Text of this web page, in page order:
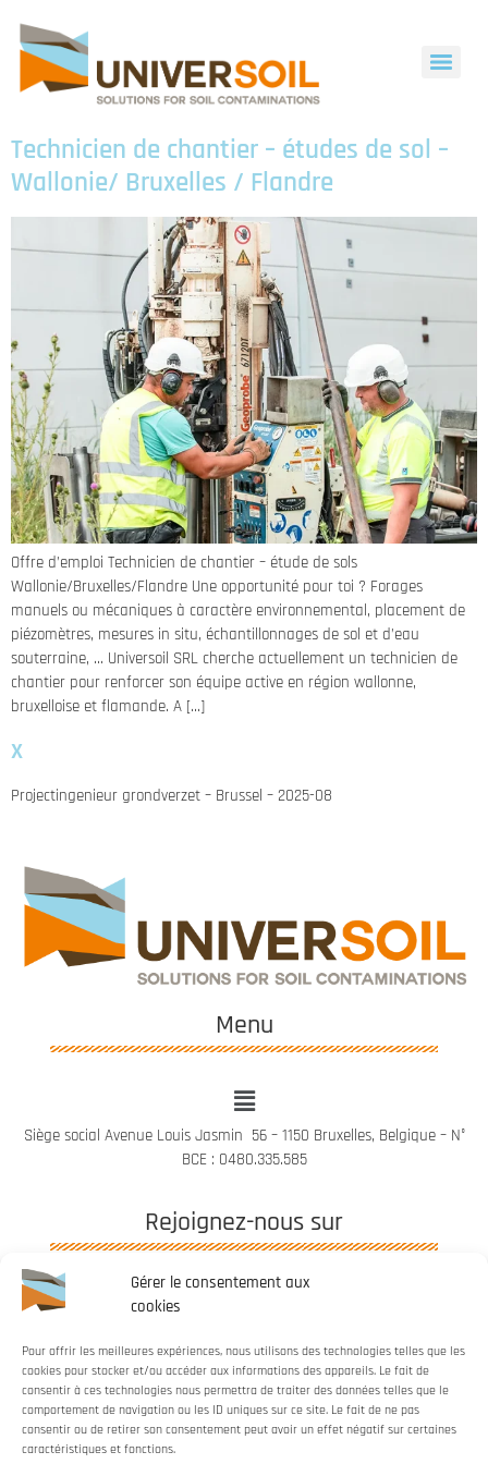
Gérer le consentement aux
cookies
Pour offrir les meilleures expériences, nous utilisons des technologies telles que les
cookies pour stocker et/ou accéder aux informations des appareils. Le fait de
consentir à ces technologies nous permettra de traiter des données telles que le
comportement de navigation ou les ID uniques sur ce site. Le fait de ne pas
consentir ou de retirer son consentement peut avoir un effet négatif sur certaines
caractéristiques et fonctions.
Technicien de chantier – études de sol –
Wallonie/ Bruxelles / Flandre
Offre d’emploi Technicien de chantier – étude de sols
Wallonie/Bruxelles/Flandre Une opportunité pour toi ? Forages
manuels ou mécaniques à caractère environnemental, placement de
piézomètres, mesures in situ, échantillonnages de sol et d’eau
souterraine, … Universoil SRL cherche actuellement un technicien de
chantier pour renforcer son équipe active en région wallonne,
bruxelloise et flamande. A […]
x
Projectingenieur grondverzet – Brussel – 2025-08
Menu
Siège social Avenue Louis Jasmin 56 – 1150 Bruxelles, Belgique – N°
BCE : 0480.335.585
Rejoignez-nous sur​
Webdesigned bySerendesign